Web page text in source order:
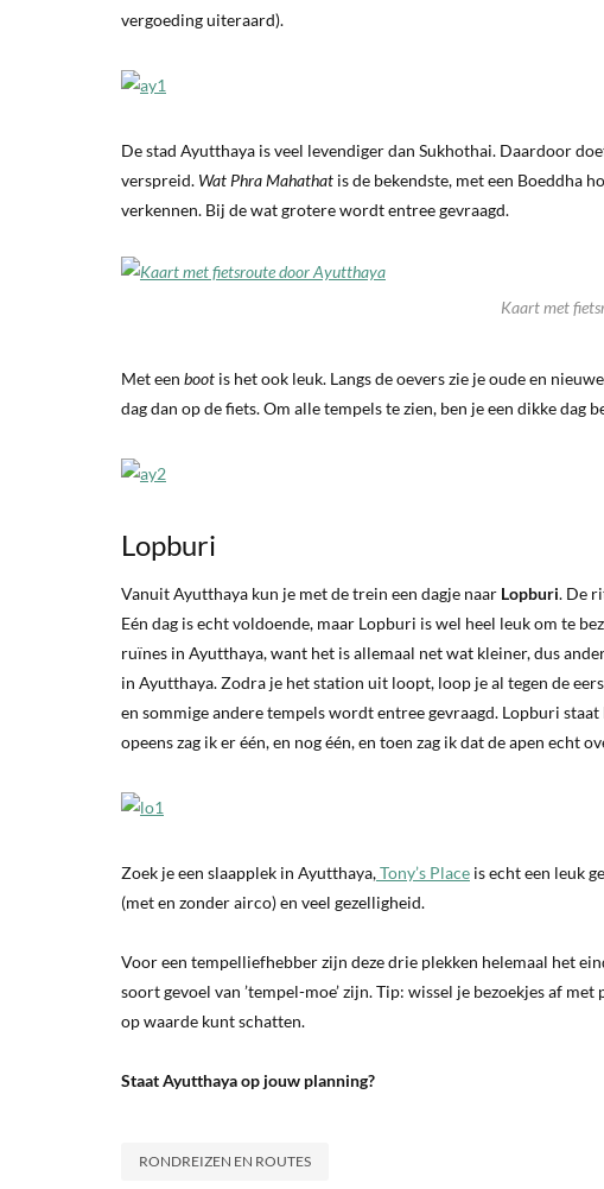
vergoeding uiteraard).
De stad Ayutthaya is veel levendiger dan Sukhothai. Daardoor
verspreid. Wat Phra Mahathat is de bekendste, met een Boeddha
verkennen. Bij de wat grotere wordt entree gevraagd.
Kaart met
Met een boot is het ook leuk. Langs de oevers zie je oude en
dag dan op de fiets. Om alle tempels te zien, ben je een dikke dag
Lopburi
Vanuit Ayutthaya kun je met de trein een dagje naar Lopburi. De
Eén dag is echt voldoende, maar Lopburi is wel heel leuk om te
ruïnes in Ayutthaya, want het is allemaal net wat kleiner, dus
in Ayutthaya. Zodra je het station uit loopt, loop je al tegen de
en sommige andere tempels wordt entree gevraagd. Lopburi staat
opeens zag ik er één, en nog één, en toen zag ik dat de apen echt
Zoek je een slaapplek in Ayutthaya,Tony’s Place is echt een leuk
(met en zonder airco) en veel gezelligheid.
Voor een tempelliefhebber zijn deze drie plekken helemaal het
soort gevoel van ’tempel-moe’ zijn. Tip: wissel je bezoekjes af
op waarde kunt schatten.
Staat Ayutthaya op jouw planning?
RONDREIZEN EN ROUTES